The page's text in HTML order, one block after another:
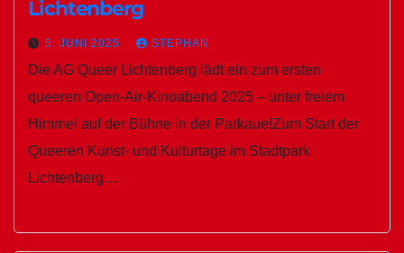
Lichtenberg
5. JUNI 2025 STEPHAN
Die AG Queer Lichtenberg lädt ein zum ersten
queeren Open-Air-Kinoabend 2025 – unter freiem
Himmel auf der Bühne in der Parkaue!Zum Start der
Queeren Kunst- und Kulturtage im Stadtpark
Lichtenberg…